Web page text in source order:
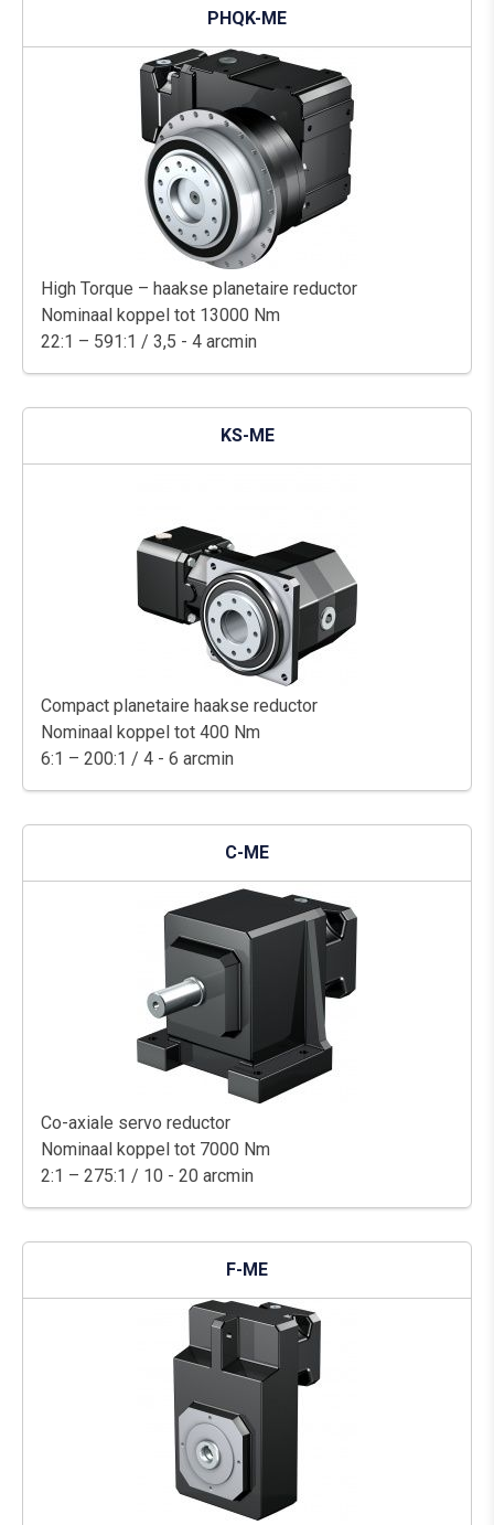
PHQK-ME
High Torque – haakse planetaire reductor
Nominaal koppel tot 13000 Nm
22:1 – 591:1 / 3,5 - 4 arcmin
KS-ME
Compact planetaire haakse reductor
Nominaal koppel tot 400 Nm
6:1 – 200:1 / 4 - 6 arcmin
C-ME
Co-axiale servo reductor
Nominaal koppel tot 7000 Nm
2:1 – 275:1 / 10 - 20 arcmin
F-ME